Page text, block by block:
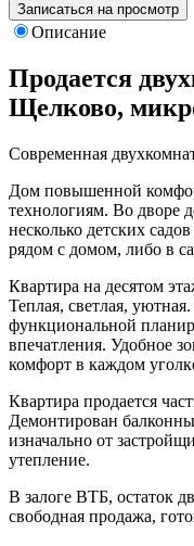
Записаться на просмотр
Описание
Продается
Щелково,
Современная
Дом повышенной
технологиям. Во дворе
несколько детских
рядом с домом, либо в
Квартира на десятом
Теплая, светлая,
функциональной
впечатления. Удобное
комфорт в каждом
Квартира продается
Демонтирован
изначально от
утепление.
В залоге ВТБ, остаток
свободная продажа,